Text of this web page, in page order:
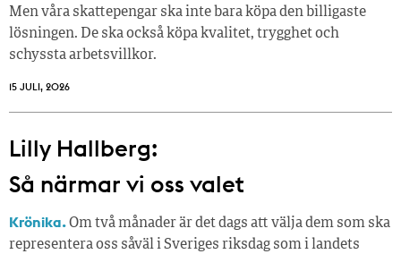
Men våra skattepengar ska inte bara köpa den billigaste
lösningen. De ska också köpa kvalitet, trygghet och
schyssta arbetsvillkor.
15 JULI, 2026
Lilly Hallberg:
Så närmar vi oss valet
Krönika.Om två månader är det dags att välja dem som ska
representera oss såväl i Sveriges riksdag som i landets